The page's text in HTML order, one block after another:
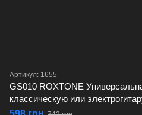
Артикул: 1655
GS010 ROXTONE
классическую или